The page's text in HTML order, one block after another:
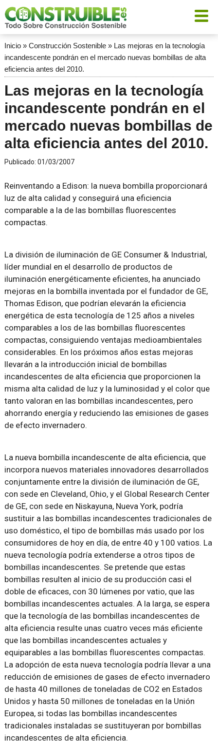
Inicio» Construcción Sostenible» Las mejoras en la tecnología
incandescente pondrán en el mercado nuevas bombillas de alta
eficiencia antes del 2010.
Las mejoras en la tecnología
incandescente pondrán en el
mercado nuevas bombillas de
alta eficiencia antes del 2010.
Publicado: 01/03/2007
Reinventando a Edison: la nueva bombilla proporcionará
luz de alta calidad y conseguirá una eficiencia
comparable a la de las bombillas fluorescentes
compactas.
La división de iluminación de GE Consumer & Industrial,
líder mundial en el desarrollo de productos de
iluminación energéticamente eficientes, ha anunciado
mejoras en la bombilla inventada por el fundador de GE,
Thomas Edison, que podrían elevarán la eficiencia
energética de esta tecnología de 125 años a niveles
comparables a los de las bombillas fluorescentes
compactas, consiguiendo ventajas medioambientales
considerables. En los próximos años estas mejoras
llevarán a la introducción inicial de bombillas
incandescentes de alta eficiencia que proporcionen la
misma alta calidad de luz y la luminosidad y el color que
tanto valoran en las bombillas incandescentes, pero
ahorrando energía y reduciendo las emisiones de gases
de efecto invernadero.
La nueva bombilla incandescente de alta eficiencia, que
incorpora nuevos materiales innovadores desarrollados
conjuntamente entre la división de iluminación de GE,
con sede en Cleveland, Ohio, y el Global Research Center
de GE, con sede en Niskayuna, Nueva York, podría
sustituir a las bombillas incandescentes tradicionales de
uso doméstico, el tipo de bombillas más usado por los
consumidores de hoy en día, de entre 40 y 100 vatios. La
nueva tecnología podría extenderse a otros tipos de
bombillas incandescentes. Se pretende que estas
bombillas resulten al inicio de su producción casi el
doble de eficaces, con 30 lúmenes por vatio, que las
bombillas incandescentes actuales. A la larga, se espera
que la tecnología de las bombillas incandescentes de
alta eficiencia resulte unas cuatro veces más eficiente
que las bombillas incandescentes actuales y
equiparables a las bombillas fluorescentes compactas.
La adopción de esta nueva tecnología podría llevar a una
reducción de emisiones de gases de efecto invernadero
de hasta 40 millones de toneladas de CO2 en Estados
Unidos y hasta 50 millones de toneladas en la Unión
Europea, si todas las bombillas incandescentes
tradicionales instaladas se sustituyeran por bombillas
incandescentes de alta eficiencia.